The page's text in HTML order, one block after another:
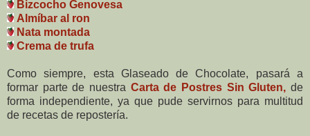
Bizcocho Genovesa
Almíbar al ron
Nata montada
Crema de trufa
Como siempre, esta Glaseado de Chocolate, pasará a
formar parte de nuestra Carta de Postres Sin Gluten, de
forma independiente, ya que pude servirnos para multitud
de recetas de repostería.